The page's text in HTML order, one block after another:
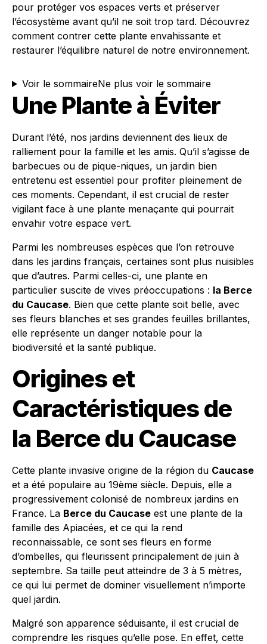
pour protéger vos espaces verts et préserver
l’écosystème avant qu’il ne soit trop tard. Découvrez
comment contrer cette plante envahissante et
restaurer l’équilibre naturel de notre environnement.
Voir le sommaireNe plus voir le sommaire
Une Plante à Éviter
Durant l’été, nos jardins deviennent des lieux de
ralliement pour la famille et les amis. Qu’il s’agisse de
barbecues ou de pique-niques, un jardin bien
entretenu est essentiel pour profiter pleinement de
ces moments. Cependant, il est crucial de rester
vigilant face à une plante menaçante qui pourrait
envahir votre espace vert.
Parmi les nombreuses espèces que l’on retrouve
dans les jardins français, certaines sont plus nuisibles
que d’autres. Parmi celles-ci, une plante en
particulier suscite de vives préoccupations : la Berce
du Caucase. Bien que cette plante soit belle, avec
ses fleurs blanches et ses grandes feuilles brillantes,
elle représente un danger notable pour la
biodiversité et la santé publique.
Origines et
Caractéristiques de
la Berce du Caucase
Cette plante invasive origine de la région du Caucase
et a été populaire au 19ème siècle. Depuis, elle a
progressivement colonisé de nombreux jardins en
France. La Berce du Caucase est une plante de la
famille des Apiacées, et ce qui la rend
reconnaissable, ce sont ses fleurs en forme
d’ombelles, qui fleurissent principalement de juin à
septembre. Sa taille peut atteindre de 3 à 5 mètres,
ce qui lui permet de dominer visuellement n’importe
quel jardin.
Malgré son apparence séduisante, il est crucial de
comprendre les risques qu’elle pose. En effet, cette